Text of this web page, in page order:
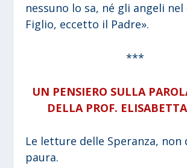
nessuno lo sa, né gli angeli
Figlio, eccetto il Padre».
***
UN PENSIERO SULLA
DELLA PROF.
Le letture delle Speranza, non
paura.